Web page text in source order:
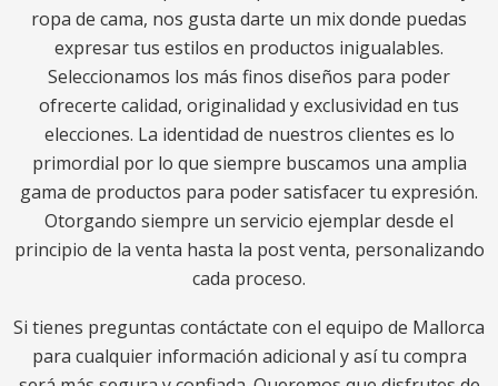
ropa de cama, nos gusta darte un mix donde puedas
expresar tus estilos en productos inigualables.
Seleccionamos los más finos diseños para poder
ofrecerte calidad, originalidad y exclusividad en tus
elecciones. La identidad de nuestros clientes es lo
primordial por lo que siempre buscamos una amplia
gama de productos para poder satisfacer tu expresión.
Otorgando siempre un servicio ejemplar desde el
principio de la venta hasta la post venta, personalizando
cada proceso.
Si tienes preguntas contáctate con el equipo de Mallorca
para cualquier información adicional y así tu compra